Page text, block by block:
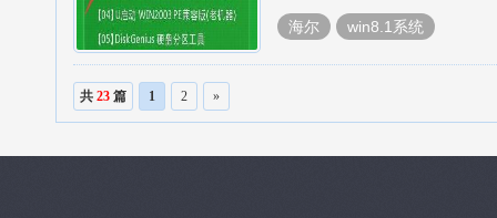
海尔 win8.1系统
共 23 篇 1 2 »